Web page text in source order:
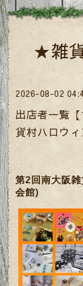
★雑
2026-08-02
出店者一覧
貨村ハロウ
第2回南大阪
会館)